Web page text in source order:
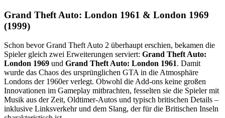
Grand Theft Auto: London 1961 & London 1969
(1999)
Schon bevor Grand Theft Auto 2 überhaupt erschien, bekamen die
Spieler gleich zwei Erweiterungen serviert: Grand Theft Auto:
London 1969 und Grand Theft Auto: London 1961. Damit
wurde das Chaos des ursprünglichen GTA in die Atmosphäre
Londons der 1960er verlegt. Obwohl die Add-ons keine großen
Innovationen im Gameplay mitbrachten, fesselten sie die Spieler mit
Musik aus der Zeit, Oldtimer-Autos und typisch britischen Details –
inklusive Linksverkehr und dem Slang, der für die Britischen Inseln